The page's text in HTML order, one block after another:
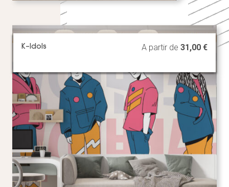
K-Idols A partir de 31,00 €